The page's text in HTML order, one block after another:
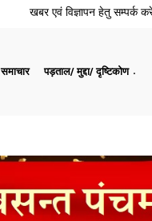
खबर एवं विज्ञापन हेतु सम्पर्क
समाचार पड़ताल/ मुद्दा/ दृष्टिकोण